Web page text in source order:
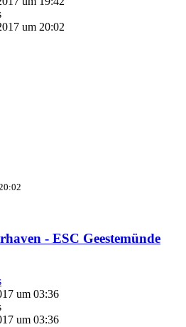
um 20:02
- ESC Geestemünde
um 03:36
um 03:36